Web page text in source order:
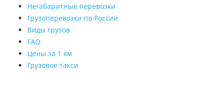
Негабаритные перевозки
Грузоперевозки по России
Виды грузов
FAQ
Цены за 1 км
Грузовое такси